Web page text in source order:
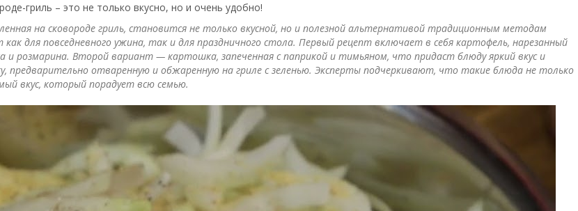
гриль – это не только вкусно, но и очень удобно!
на сковороде гриль, становится не только вкусной, но и полезной альтернативой традиционным методам
для повседневного ужина, так и для праздничного стола. Первый рецепт включает в себя картофель, нарезанный
и розмарина. Второй вариант — картошка, запеченная с паприкой и тимьяном, что придаст блюду яркий вкус и
отваренную и обжаренную на гриле с зеленью. Эксперты подчеркивают, что такие блюда не только
вкус, который порадует всю семью.